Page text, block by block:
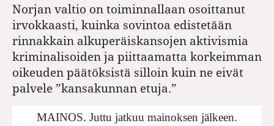
Norjan valtio on toiminnallaan osoittanut
irvokkaasti, kuinka sovintoa edistetään
rinnakkain alkuperäiskansojen aktivismia
kriminalisoiden ja piittaamatta korkeimman
oikeuden päätöksistä silloin kuin ne eivät
palvele ”kansakunnan etuja.”
MAINOS. Juttu jatkuu mainoksen jälkeen.